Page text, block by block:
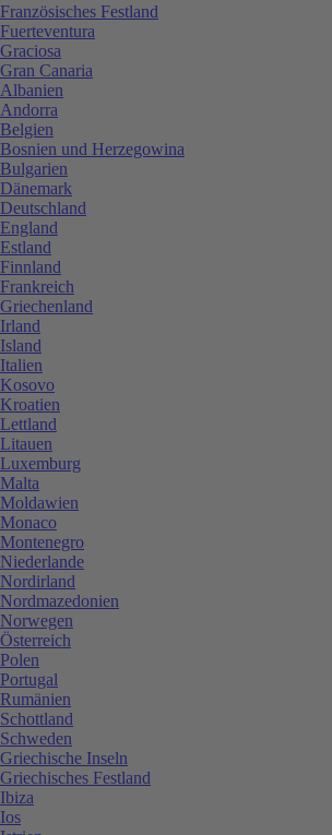
Französisches Festland
Fuerteventura
Graciosa
Gran Canaria
Albanien
Andorra
Belgien
Bosnien und Herzegowina
Bulgarien
Dänemark
Deutschland
England
Estland
Finnland
Frankreich
Griechenland
Irland
Island
Italien
Kosovo
Kroatien
Lettland
Litauen
Luxemburg
Malta
Moldawien
Monaco
Montenegro
Niederlande
Nordirland
Nordmazedonien
Norwegen
Österreich
Polen
Portugal
Rumänien
Schottland
Schweden
Griechische Inseln
Griechisches Festland
Ibiza
Ios